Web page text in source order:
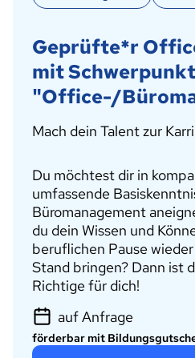
Geprüfte*r
mit Schwerpunkt
"Office-/
Mach dein Talent zur
Du möchtest dir in
umfassende
Büromanagement
du dein Wissen und
beruflichen Pause
Stand bringen? Dann ist
Richtige für dich!
auf Anfrage
förderbar mit